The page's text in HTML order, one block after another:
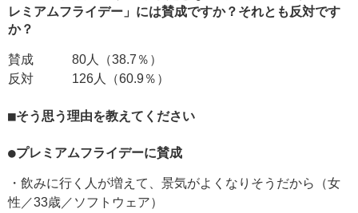
レミアムフライデー」には賛成ですか？それとも反対です
か？
賛成 80人（38.7％）
反対 126人（60.9％）
■そう思う理由を教えてください
●プレミアムフライデーに賛成
・飲みに行く人が増えて、景気がよくなりそうだから（女
性／33歳／ソフトウェア）